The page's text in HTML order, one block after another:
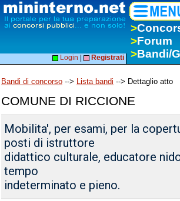
>
>Forum
>Bandi/
Login Registrati
Bandi di concorso --> Lista bandi --> Dettaglio atto
COMUNE DI RICCIONE
Mobilita', per esami, per la
posti di istruttore
didattico culturale, educatore
tempo
indeterminato e pieno.